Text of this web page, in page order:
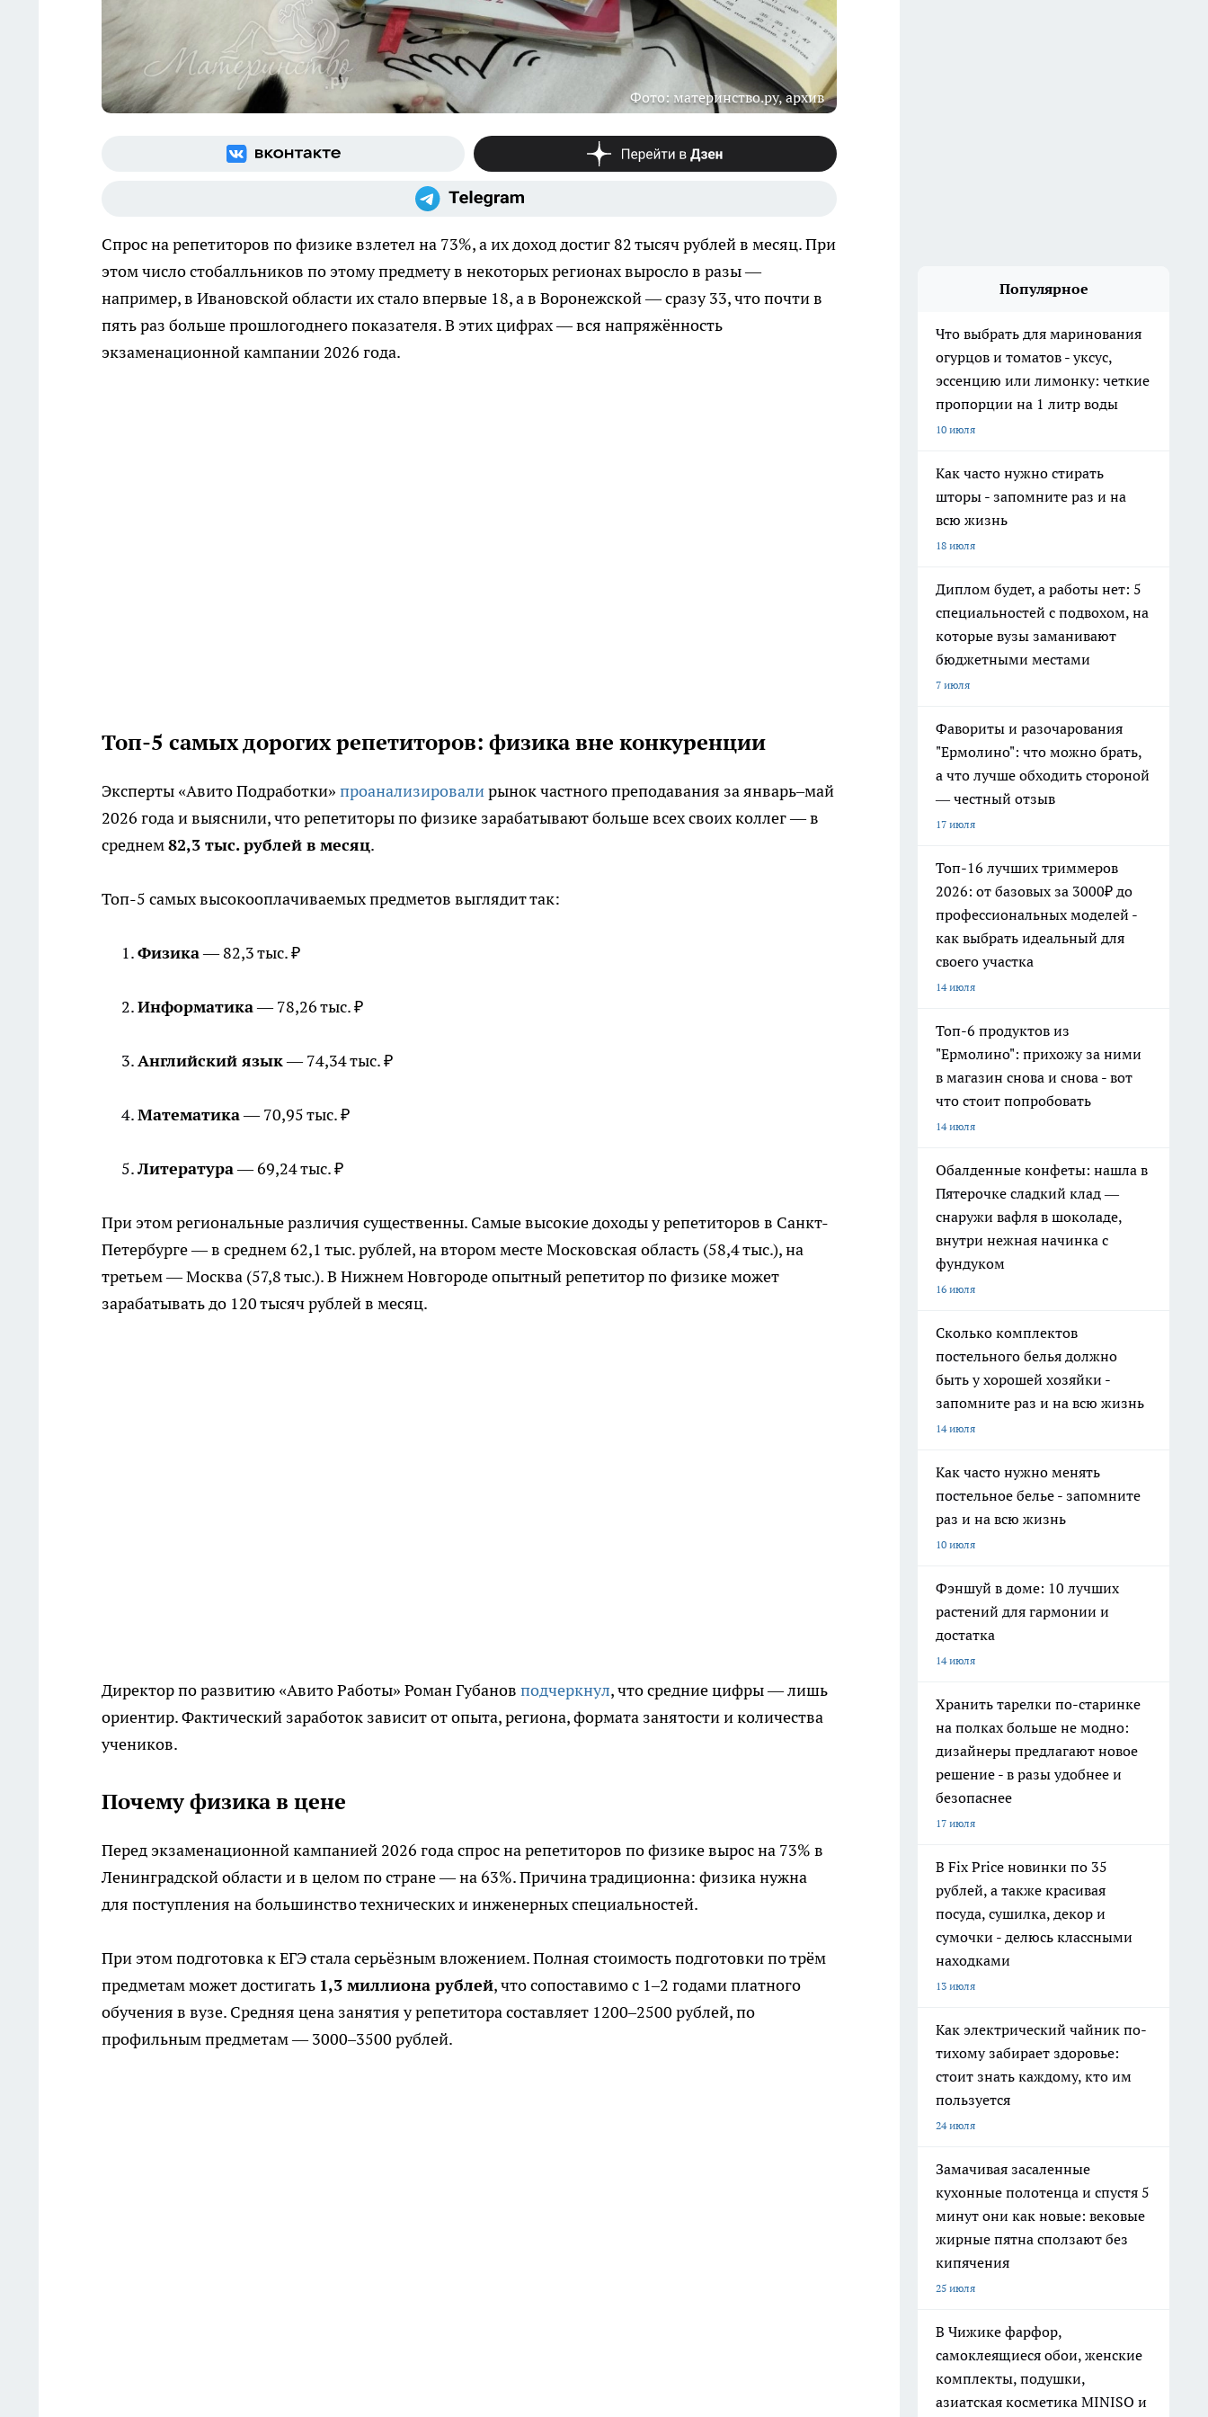
Фото: материнство.ру, архив
Спрос на репетиторов по физике взлетел на 73%, а их доход достиг 82 тысяч рублей в месяц. При
этом число стобалльников по этому предмету в некоторых регионах выросло в разы —
например, в Ивановской области их стало впервые 18, а в Воронежской — сразу 33, что почти в
пять раз больше прошлогоднего показателя. В этих цифрах — вся напряжённость
экзаменационной кампании 2026 года.
Топ-5 самых дорогих репетиторов: физика вне конкуренции
Эксперты «Авито Подработки» проанализировалирынок частного преподавания за январь–май
2026 года и выяснили, что репетиторы по физике зарабатывают больше всех своих коллег — в
среднем82,3 тыс. рублей в месяц.
Топ-5 самых высокооплачиваемых предметов выглядит так:
Физика— 82,3 тыс. ₽
Информатика— 78,26 тыс. ₽
Английский язык— 74,34 тыс. ₽
Математика— 70,95 тыс. ₽
Литература— 69,24 тыс. ₽
При этом региональные различия существенны. Самые высокие доходы у репетиторов в Санкт-
Петербурге — в среднем 62,1 тыс. рублей, на втором месте Московская область (58,4 тыс.), на
третьем — Москва (57,8 тыс.). В Нижнем Новгороде опытный репетитор по физике может
зарабатывать до 120 тысяч рублей в месяц.
Директор по развитию «Авито Работы» Роман Губанов подчеркнул, что средние цифры — лишь
ориентир. Фактический заработок зависит от опыта, региона, формата занятости и количества
учеников.
Почему физика в цене
Перед экзаменационной кампанией 2026 года спрос на репетиторов по физике вырос на 73% в
Ленинградской области и в целом по стране — на 63%. Причина традиционна: физика нужна
для поступления на большинство технических и инженерных специальностей.
При этом подготовка к ЕГЭ стала серьёзным вложением. Полная стоимость подготовки по трём
предметам может достигать 1,3 миллиона рублей, что сопоставимо с 1–2 годами платного
обучения в вузе. Средняя цена занятия у репетитора составляет 1200–2500 рублей, по
профильным предметам — 3000–3500 рублей.
Популярное
Что выбрать для маринования
огурцов и томатов - уксус,
эссенцию или лимонку: четкие
пропорции на 1 литр воды
10 июля
Как часто нужно стирать
шторы - запомните раз и на
всю жизнь
18 июля
Диплом будет, а работы нет: 5
специальностей с подвохом, на
которые вузы заманивают
бюджетными местами
7 июля
Фавориты и разочарования
"Ермолино": что можно брать,
а что лучше обходить стороной
— честный отзыв
17 июля
Топ-16 лучших триммеров
2026: от базовых за 3000₽ до
профессиональных моделей -
как выбрать идеальный для
своего участка
14 июля
Топ-6 продуктов из
"Ермолино": прихожу за ними
в магазин снова и снова - вот
что стоит попробовать
14 июля
Обалденные конфеты: нашла в
Пятерочке сладкий клад —
снаружи вафля в шоколаде,
внутри нежная начинка с
фундуком
16 июля
Сколько комплектов
постельного белья должно
быть у хорошей хозяйки -
запомните раз и на всю жизнь
14 июля
Как часто нужно менять
постельное белье - запомните
раз и на всю жизнь
10 июля
Фэншуй в доме: 10 лучших
растений для гармонии и
достатка
14 июля
Хранить тарелки по-старинке
на полках больше не модно:
дизайнеры предлагают новое
решение - в разы удобнее и
безопаснее
17 июля
В Fix Price новинки по 35
рублей, а также красивая
посуда, сушилка, декор и
сумочки - делюсь классными
находками
13 июля
Как электрический чайник по-
тихому забирает здоровье:
стоит знать каждому, кто им
пользуется
24 июля
Замачивая засаленные
кухонные полотенца и спустя 5
минут они как новые: вековые
жирные пятна сползают без
кипячения
25 июля
В Чижике фарфор,
самоклеящиеся обои, женские
комплекты, подушки,
азиатская косметика MINISO и